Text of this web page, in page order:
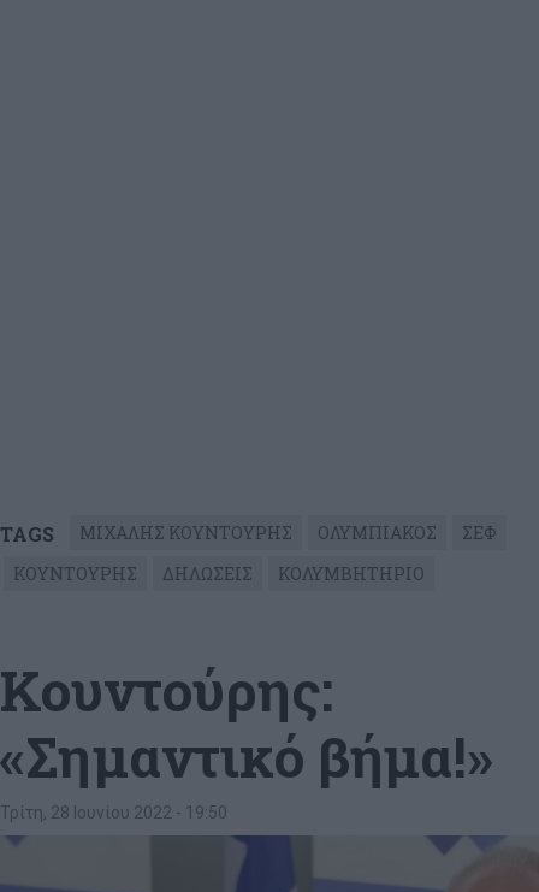
TAGS ΜΙΧΑΛΗΣ ΚΟΥΝΤΟΥΡΗΣ ΟΛΥΜΠΙΑΚΟΣ
ΣΕΦ
ΚΟΥΝΤΟΥΡΗΣ
ΔΗΛΩΣΕΙΣ ΚΟΛΥΜΒΗΤΗΡΙΟ
Κουντούρης:
«Σημαντικό βήμα!»
Τρίτη, 28 Ιουνίου 2022 - 19:50